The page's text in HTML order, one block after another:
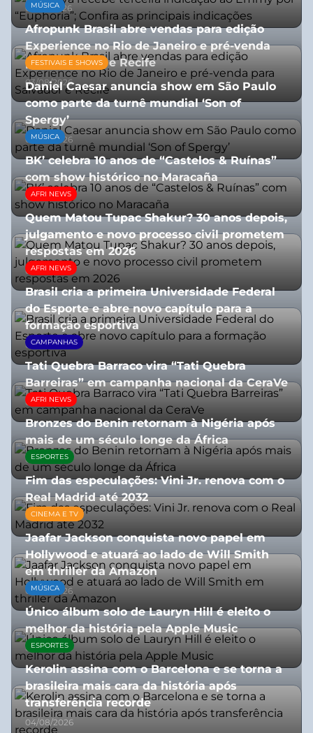
08/07/2026
MÚSICA
Afropunk Brasil abre vendas para edição
Experience no Rio de Janeiro e pré-venda
para Salvador e Recife
03/08/2026
FESTIVAIS E SHOWS
Daniel Caesar anuncia show em São Paulo
como parte da turnê mundial ‘Son of
Spergy’
05/08/2026
MÚSICA
BK’ celebra 10 anos de “Castelos & Ruínas”
com show histórico no Maracaña
06/08/2026
AFRI NEWS
Quem Matou Tupac Shakur? 30 anos depois,
julgamento e novo processo civil prometem
respostas em 2026
05/08/2026
AFRI NEWS
Brasil cria a primeira Universidade Federal
do Esporte e abre novo capítulo para a
formação esportiva
08/07/2026
CAMPANHAS
Tati Quebra Barraco vira “Tati Quebra
Barreiras” em campanha nacional da CeraVe
08/07/2026
AFRI NEWS
Bronzes do Benin retornam à Nigéria após
mais de um século longe da África
08/07/2026
ESPORTES
Fim das especulações: Vini Jr. renova com o
Real Madrid até 2032
06/08/2026
CINEMA E TV
Jaafar Jackson conquista novo papel em
Hollywood e atuará ao lado de Will Smith
em thriller da Amazon
06/08/2026
MÚSICA
Único álbum solo de Lauryn Hill é eleito o
melhor da história pela Apple Music
06/08/2026
ESPORTES
Kerolin assina com o Barcelona e se torna a
brasileira mais cara da história após
transferência recorde
04/08/2026